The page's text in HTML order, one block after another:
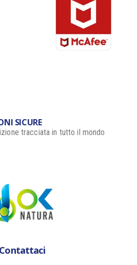
SICURE
tracciata in tutto il mondo
Contattaci